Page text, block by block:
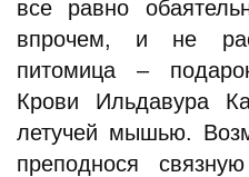
все равно
впрочем, и не
питомица –
Крови Ильдавура
летучей мышью.
преподнося